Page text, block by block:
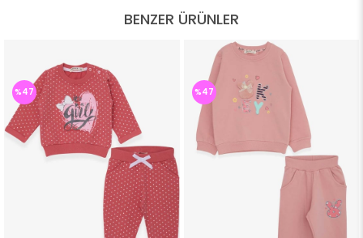
BENZER ÜRÜNLER
%47 %47